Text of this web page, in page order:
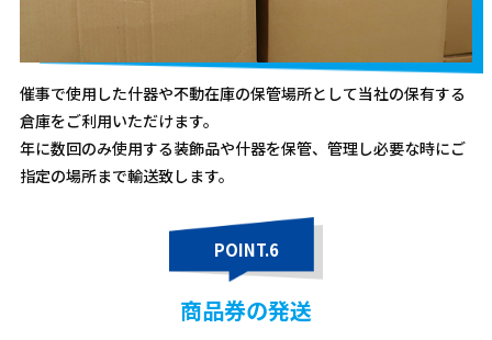
催事で使用した什器や不動在庫の保管場所として当社の保有する
倉庫をご利用いただけます。
年に数回のみ使用する装飾品や什器を保管、管理し必要な時にご
指定の場所まで輸送致します。
POINT.6
商品券の発送